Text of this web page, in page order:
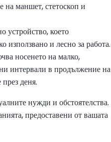
на маншет, стетоскоп и
устройство, което
използвано и лесно за работа.
носенето на малко,
интервали в продължение на
деня.
нужди и обстоятелства.
предоставени от вашата